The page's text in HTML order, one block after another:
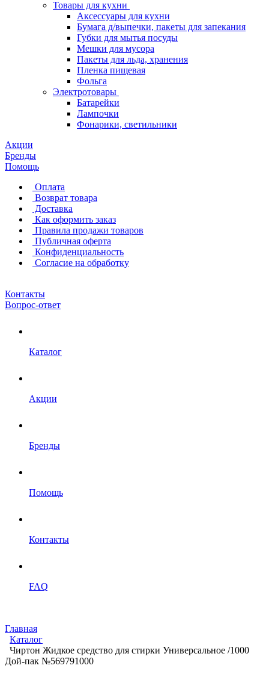
Товары для кухни
Аксессуары для кухни
Бумага д/выпечки, пакеты для запекания
Губки для мытья посуды
Мешки для мусора
Пакеты для льда, хранения
Пленка пищевая
Фольга
Электротовары
Батарейки
Лампочки
Фонарики, светильники
Акции
Бренды
Помощь
Оплата
Возврат товара
Доставка
Как оформить заказ
Правила продажи товаров
Публичная оферта
Конфиденциальность
Согласие на обработку
Контакты
Вопрос-ответ
Каталог
Акции
Бренды
Помощь
Контакты
FAQ
Главная
Каталог
Чиртон Жидкое средство для стирки Универсальное /1000
Дой-пак №569791000